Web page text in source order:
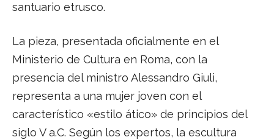
santuario etrusco.
La pieza, presentada oficialmente en el
Ministerio de Cultura en Roma, con la
presencia del ministro Alessandro Giuli,
representa a una mujer joven con el
característico «estilo ático» de principios del
siglo V a.C. Según los expertos, la escultura